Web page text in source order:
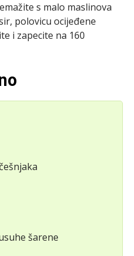
s malo maslinova
polovicu ocijeđene
i zapecite na 160
šarene